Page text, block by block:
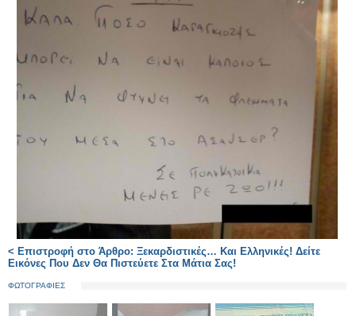
< Επιστροφή στο Άρθρο: Ξεκαρδιστικές… Και Ελληνικές! Δείτε
Εικόνες Που Δεν Θα Πιστεύετε Στα Μάτια Σας!
ΦΩΤΟΓΡΑΦΙΕΣ